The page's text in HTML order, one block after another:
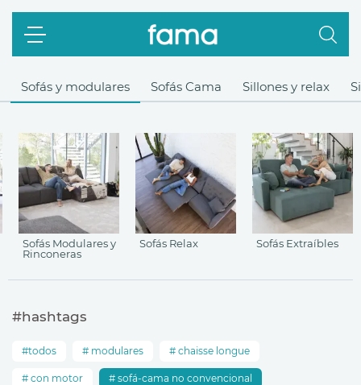
Sofás y modulares
Sofás Modulares y
Rinconeras
Sofás Relax Sofás Extraíbles
Sofás Cama Sillones y relax
#hashtags
todos modulares chaisse longue
con motor sofá-cama no convencional